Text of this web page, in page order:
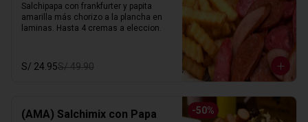
Salchipapa con frankfurter y papita
amarilla más chorizo a la plancha en
laminas. Hasta 4 cremas a eleccion.
S/ 24.95S/ 49.90
-50%
(AMA) Salchimix con Papa